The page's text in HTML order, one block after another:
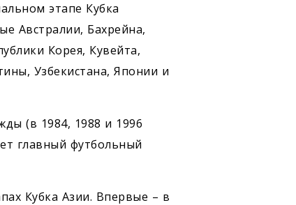
этапе Кубка
Австралии, Бахрейна,
Корея, Кувейта,
Узбекистана, Японии и
(в 1984, 1988 и 1996
главный футбольный
Кубка Азии. Впервые – в